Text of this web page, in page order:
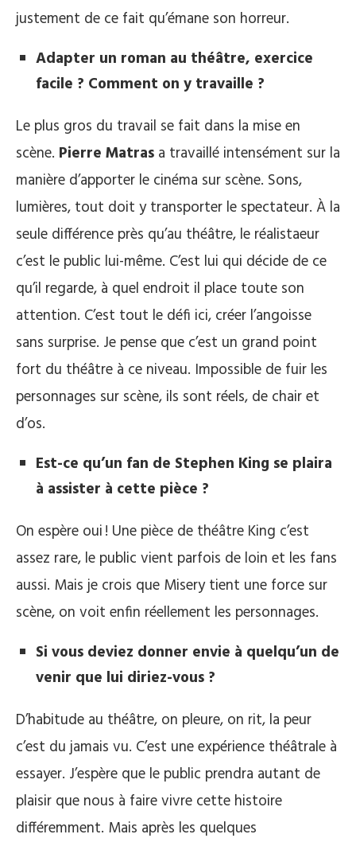
justement de ce fait qu’émane son horreur.
Adapter un roman au théâtre, exercice
facile ? Comment on y travaille ?
Le plus gros du travail se fait dans la mise en
scène. Pierre Matras a travaillé intensément sur la
manière d’apporter le cinéma sur scène. Sons,
lumières, tout doit y transporter le spectateur. À la
seule différence près qu’au théâtre, le réalistaeur
c’est le public lui-même. C’est lui qui décide de ce
qu’il regarde, à quel endroit il place toute son
attention. C’est tout le défi ici, créer l’angoisse
sans surprise. Je pense que c’est un grand point
fort du théâtre à ce niveau. Impossible de fuir les
personnages sur scène, ils sont réels, de chair et
d’os.
Est-ce qu’un fan de Stephen King se plaira
à assister à cette pièce ?
On espère oui ! Une pièce de théâtre King c’est
assez rare, le public vient parfois de loin et les fans
aussi. Mais je crois que Misery tient une force sur
scène, on voit enfin réellement les personnages.
Si vous deviez donner envie à quelqu’un de
venir que lui diriez-vous ?
D’habitude au théâtre, on pleure, on rit, la peur
c’est du jamais vu. C’est une expérience théâtrale à
essayer. J’espère que le public prendra autant de
plaisir que nous à faire vivre cette histoire
différemment. Mais après les quelques